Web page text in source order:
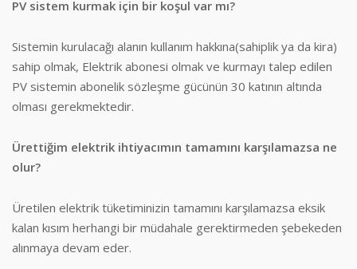
PV sistem kurmak için bir koşul var mı?
Sistemin kurulacağı alanın kullanım hakkına(sahiplik ya da kira)
sahip olmak, Elektrik abonesi olmak ve kurmayı talep edilen
PV sistemin abonelik sözleşme gücünün 30 katının altında
olması gerekmektedir.
Ürettiğim elektrik ihtiyacımın tamamını karşılamazsa ne
olur?
Üretilen elektrik tüketiminizin tamamını karşılamazsa eksik
kalan kısım herhangi bir müdahale gerektirmeden şebekeden
alınmaya devam eder.